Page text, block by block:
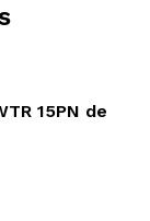
15PN de